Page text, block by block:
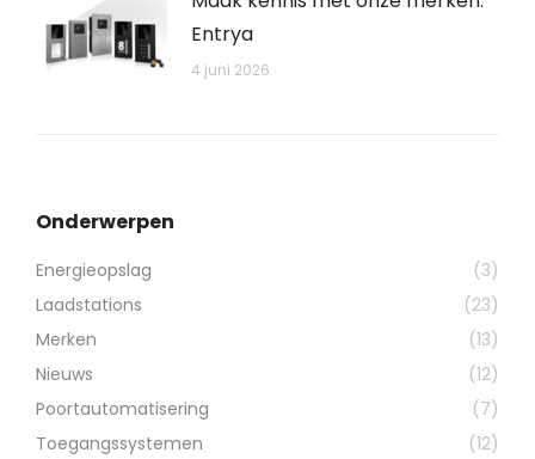
Entrya
4 juni 2026
Onderwerpen
Energieopslag
(3)
Laadstations
(23)
Merken
(13)
Nieuws
(12)
Poortautomatisering
(7)
Toegangssystemen
(12)